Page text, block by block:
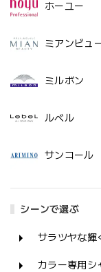
ホーユー
ミアンビュ
ミルボン
ルベル
サンコール
シーンで選ぶ
サラツヤな輝
カラー専用シ